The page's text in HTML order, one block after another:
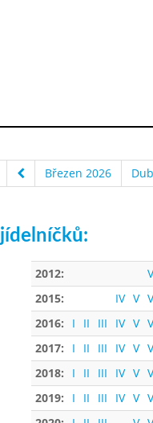
Březen 2026
2012:
2015:
IV V
2016:
I II III IV V
2017:
I II III IV V
2018:
I II III IV V
2019:
I II III IV V